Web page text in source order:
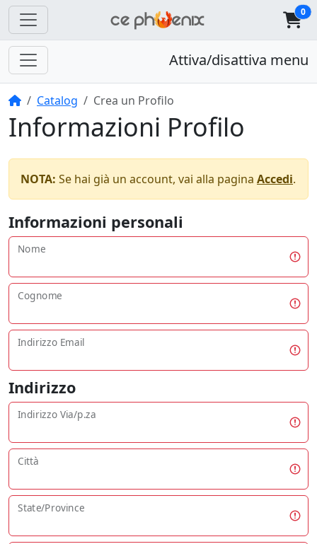
0
Attiva/disattiva menu
HomeCatalog Crea un Profilo
Informazioni Profilo
NOTA: Se hai già un account, vai alla pagina Accedi.
Informazioni personali
Nome
Cognome
Indirizzo Email
Indirizzo
Indirizzo Via/p.za
Città
State/Province